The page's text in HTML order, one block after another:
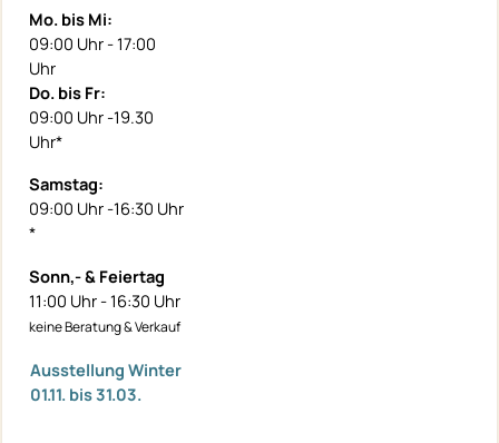
Mo. bis Mi:
09:00 Uhr - 17:00
Uhr
Do. bis Fr:
09:00 Uhr -19.30
Uhr*
Samstag:
09:00 Uhr -16:30 Uhr
*
Sonn,- & Feiertag
11:00 Uhr - 16:30 Uhr
keine Beratung & Verkauf
Ausstellung Winter
01.11. bis 31.03.